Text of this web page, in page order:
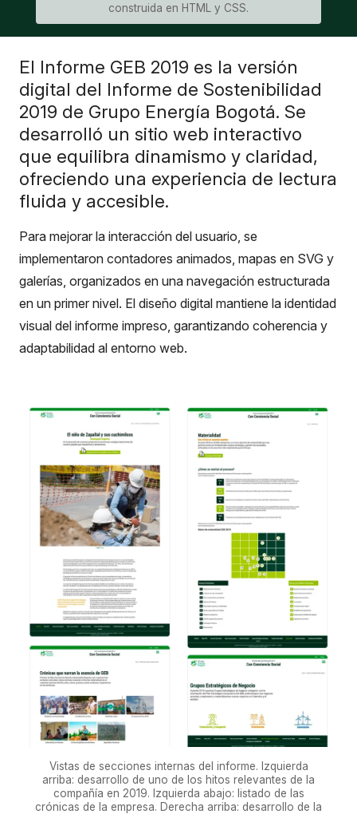
construida en HTML y CSS.
El Informe GEB 2019 es la versión
digital del Informe de Sostenibilidad
2019 de Grupo Energía Bogotá. Se
desarrolló un sitio web interactivo
que equilibra dinamismo y claridad,
ofreciendo una experiencia de lectura
fluida y accesible.
Para mejorar la interacción del usuario, se
implementaron contadores animados, mapas en SVG y
galerías, organizados en una navegación estructurada
en un primer nivel. El diseño digital mantiene la identidad
visual del informe impreso, garantizando coherencia y
adaptabilidad al entorno web.
Vistas de secciones internas del informe. Izquierda
arriba: desarrollo de uno de los hitos relevantes de la
compañía en 2019. Izquierda abajo: listado de las
crónicas de la empresa. Derecha arriba: desarrollo de la